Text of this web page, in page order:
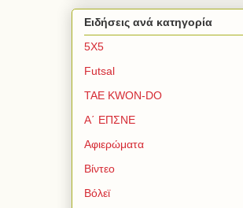
Ειδήσεις ανά κατηγορία
5Χ5
Futsal
TAE KWON-DO
Α΄ ΕΠΣΝΕ
Αφιερώματα
Βίντεο
Βόλεϊ